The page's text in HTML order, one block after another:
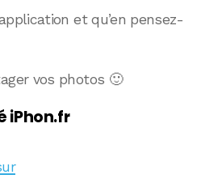
et qu’en pensez-
vos photos 🙂
iPhon.fr